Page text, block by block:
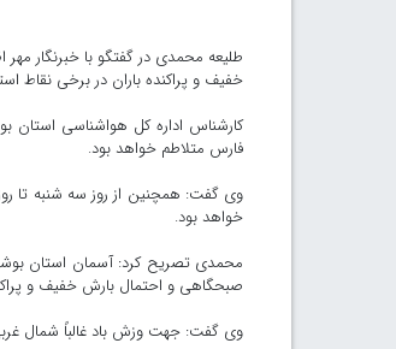
طلیعه محمدی در گفتگو با خبرنگار
خفیف و پراکنده باران در برخی نقاط
کارشناس اداره کل هواشناسی استان
فارس متلاطم خواهد بود.
وی گفت: همچنین از روز سه شنبه تا
خواهد بود.
محمدی تصریح کرد: آسمان استان
صبحگاهی و احتمال بارش خفیف و
وی گفت: جهت وزش باد غالباً شمال غربی تا غربی، با سرعت ۸ تا ۳۲